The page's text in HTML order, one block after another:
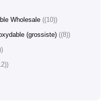
Wholesale
(10)
(grossiste) (8)